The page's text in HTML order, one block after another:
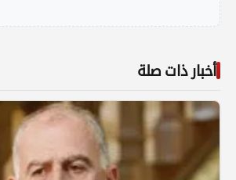
أخبار ذات صلة